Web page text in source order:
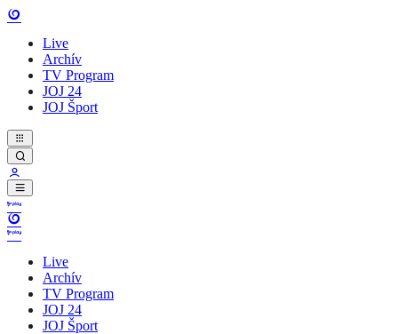
Live
Archív
TV Program
JOJ 24
JOJ Šport
Live
Archív
TV Program
JOJ 24
JOJ Šport